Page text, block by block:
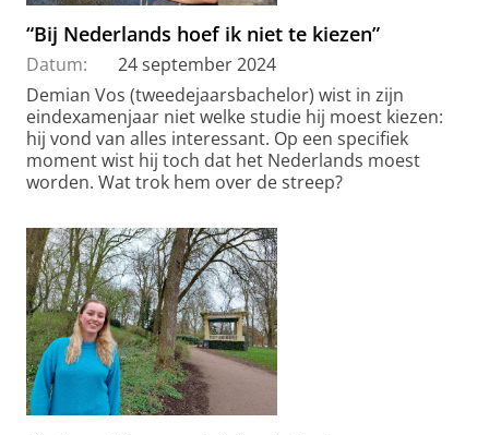
“Bij Nederlands hoef ik niet te kiezen”
Datum:
24 september 2024
Demian Vos (tweedejaarsbachelor) wist in zijn
eindexamenjaar niet welke studie hij moest kiezen:
hij vond van alles interessant. Op een specifiek
moment wist hij toch dat het Nederlands moest
worden. Wat trok hem over de streep?